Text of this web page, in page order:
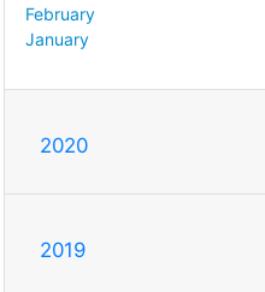
February
January
2020
2019